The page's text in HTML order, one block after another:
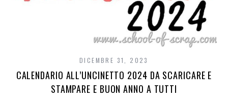
DICEMBRE 31, 2023
CALENDARIO ALL’UNCINETTO 2024 DA SCARICARE E
STAMPARE E BUON ANNO A TUTTI